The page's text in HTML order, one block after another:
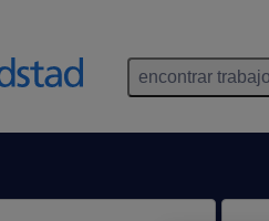
encontrar trabajo